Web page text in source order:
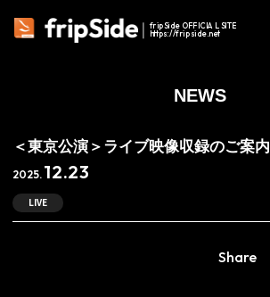
fripSide OFFICIAL SITE
https://fripside.net
NEWS
＜東京公演＞ライブ映像収録のご案内
2025. 12.23
LIVE